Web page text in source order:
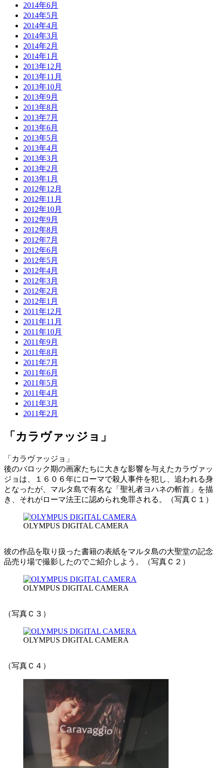
2014年6月
2014年5月
2014年4月
2014年3月
2014年2月
2014年1月
2013年12月
2013年11月
2013年10月
2013年9月
2013年8月
2013年7月
2013年6月
2013年5月
2013年4月
2013年3月
2013年2月
2013年1月
2012年12月
2012年11月
2012年10月
2012年9月
2012年8月
2012年7月
2012年6月
2012年5月
2012年4月
2012年3月
2012年2月
2012年1月
2011年12月
2011年11月
2011年10月
2011年9月
2011年8月
2011年7月
2011年6月
2011年5月
2011年4月
2011年3月
2011年2月
「カラヴァッジョ」
「カラヴァッジョ」
後のバロック期の画家たちに大きな影響を与えたカラヴァッ
ジョは、１６０６年にローマで殺人事件を犯し、追われる身
となったが、マルタ島で有名な「聖礼者ヨハネの斬首」を描
き、それがローマ法王に認められ免罪される。（写真Ｃ１）
OLYMPUS DIGITAL CAMERA
彼の作品を取り扱った書籍の表紙をマルタ島の大聖堂の記念
品売り場で撮影したのでご紹介しよう。（写真Ｃ２）
OLYMPUS DIGITAL CAMERA
（写真Ｃ３）
OLYMPUS DIGITAL CAMERA
（写真Ｃ４）